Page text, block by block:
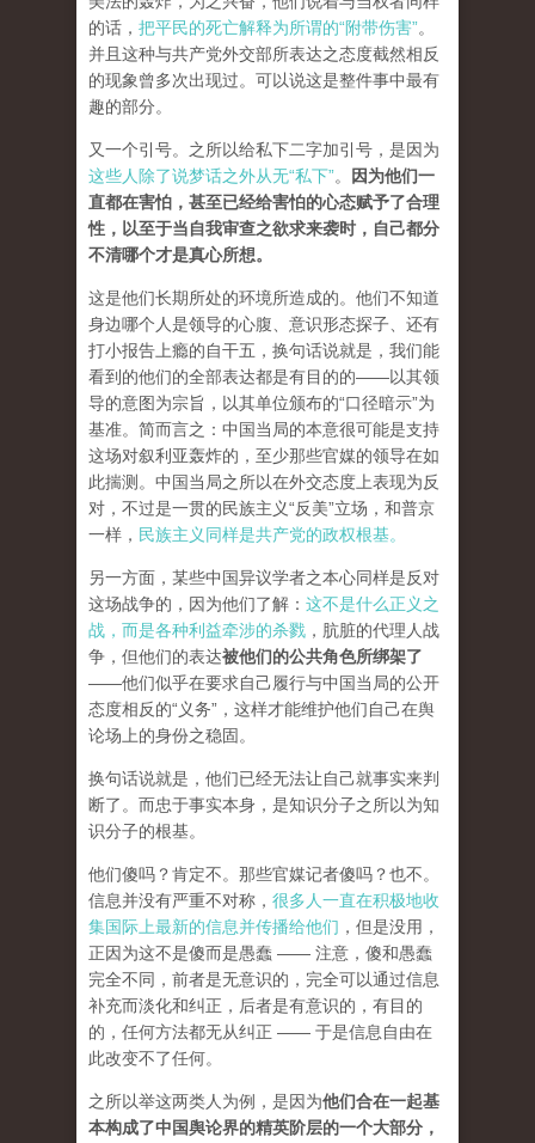
的话， 把平民的死亡解释为所谓的“附带伤害”。
并且这种与共产党外交部所表达之态度截然相反
的现象曾多次出现过。可以说这是整件事中最有
趣的部分。
又一个引号。之所以给私下二字加引号，是因为
这些人除了说梦话之外从无“私下”。
因为他们一
直都在害怕，甚至已经给害怕的心态赋予了合理
性，以至于当自我审查之欲求来袭时，自己都分
不清哪个才是真心所想。
这是他们长期所处的环境所造成的。他们不知道
身边哪个人是领导的心腹、意识形态探子、还有
打小报告上瘾的自干五，换句话说就是，我们能
看到的他们的全部表达都是有目的的——以其领
导的意图为宗旨，以其单位颁布的“口径暗示”为
基准。简而言之：中国当局的本意很可能是支持
这场对叙利亚轰炸的，至少那些官媒的领导在如
此揣测。中国当局之所以在外交态度上表现为反
对，不过是一贯的民族主义“反美”立场，和普京
一样， 民族主义同样是共产党的政权根基。
另一方面，某些中国异议学者之本心同样是反对
这场战争的，因为他们了解： 这不是什么正义之
战，而是各种利益牵涉的杀戮 ，肮脏的代理人战
争，但他们的表达被他们的公共角色所绑架了
——他们似乎在要求自己履行与中国当局的公开
态度相反的“义务”，这样才能维护他们自己在舆
论场上的身份之稳固。
换句话说就是，他们已经无法让自己就事实来判
断了。而忠于事实本身，是知识分子之所以为知
识分子的根基。
他们傻吗？肯定不。那些官媒记者傻吗？也不。
信息并没有严重不对称， 很多人一直在积极地收
集国际上最新的信息并传播给他们 ，但是没用，
正因为这不是傻而是愚蠢 —— 注意，傻和愚蠢
完全不同，前者是无意识的，完全可以通过信息
补充而淡化和纠正，后者是有意识的，有目的
的，任何方法都无从纠正 —— 于是信息自由在
此改变不了任何。
之所以举这两类人为例，是因为他们合在一起基
本构成了中国舆论界的精英阶层的一个大部分，